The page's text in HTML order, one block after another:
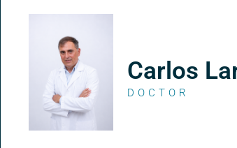
Carlos
DOCTOR